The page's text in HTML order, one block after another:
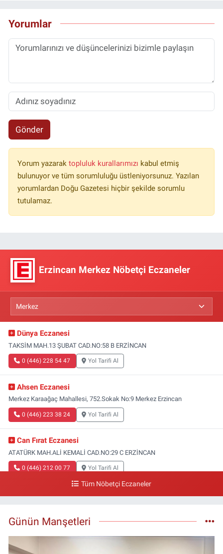
Yorumlar
Gönder
Yorum yazarak topluluk kurallarımızı kabul etmiş
bulunuyor ve tüm sorumluluğu üstleniyorsunuz. Yazılan
yorumlardan Doğu Gazetesi hiçbir şekilde sorumlu
tutulamaz.
Erzincan Merkez Nöbetçi Eczaneler
Dünya Eczanesi
TAKSİM MAH.13 ŞUBAT CAD.NO:58 B ERZİNCAN
0 (446) 228 54 47 Yol Tarifi Al
Ahsen Eczanesi
Merkez Karaağaç Mahallesi, 752.Sokak No:9 Merkez Erzincan
0 (446) 223 38 24 Yol Tarifi Al
Can Fırat Eczanesi
ATATÜRK MAH.ALİ KEMALİ CAD.NO:29 C ERZİNCAN
0 (446) 212 00 77 Yol Tarifi Al
Gazi Eczanesi
0 (446) 212 10 20
Tüm Nöbetçi Eczaneler
Günün Manşetleri